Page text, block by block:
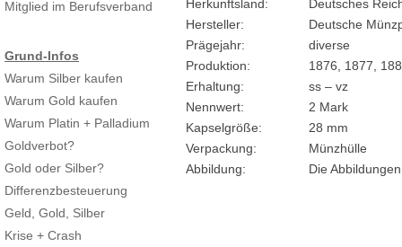
Mitglied im Berufsverband
Grund-Infos
Warum Silber kaufen
Warum Gold kaufen
Warum Platin + Palladium
Goldverbot?
Gold oder Silber?
Differenzbesteuerung
Geld, Gold, Silber
Krise + Crash
Herkunftsland:
Deutsches
Hersteller:
Deutsche
Prägejahr:
diverse
Produktion:
1876, 1877,
Erhaltung:
ss – vz
Nennwert:
2 Mark
Kapselgröße:
28 mm
Verpackung:
Münzhülle
Abbildung:
Die